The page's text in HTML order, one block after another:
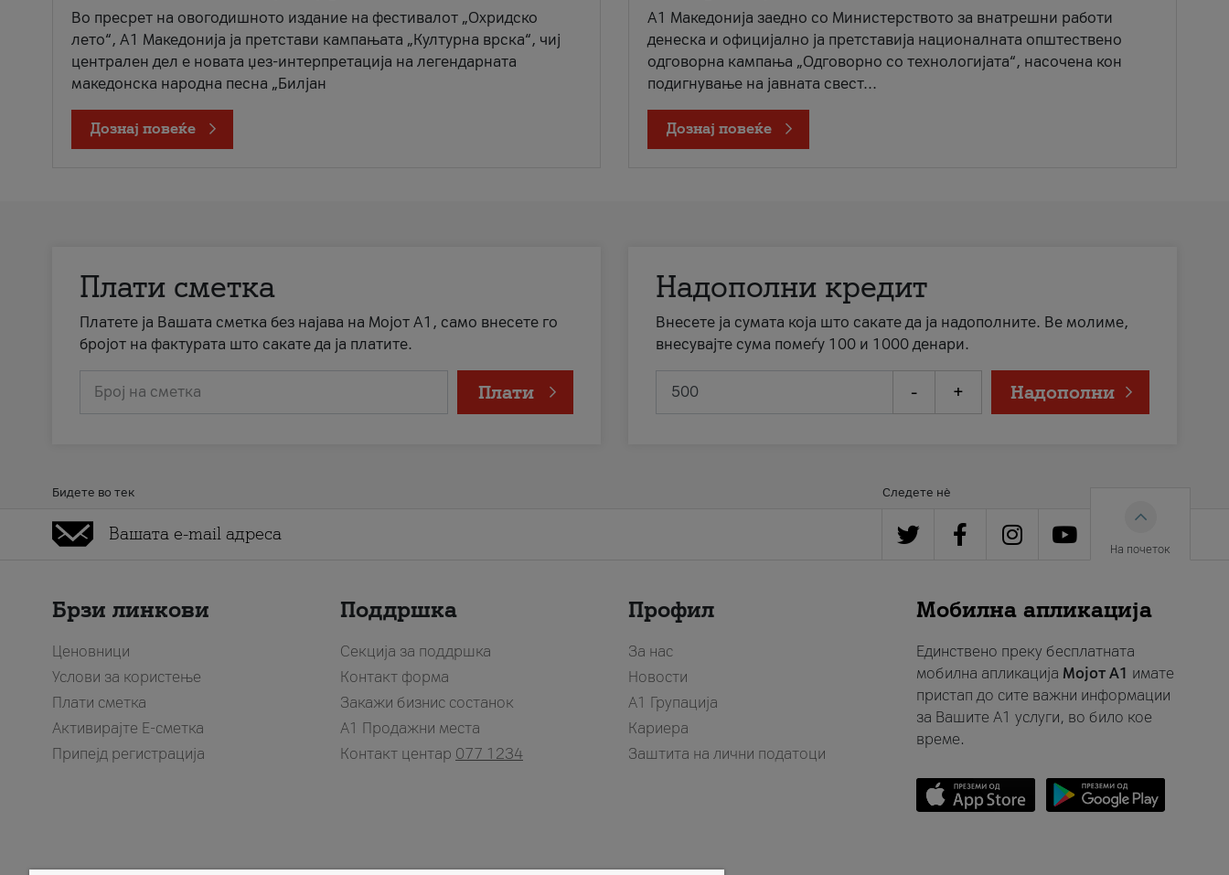
Во пресрет на овогодишното издание на фестивалот „Охридско
лето“, А1 Македонија ја претстави кампањата „Културна врска“, чиј
централен дел е новата џез-интерпретација на легендарната
македонска народна песна „Билјан
Дознај повеќе
A1 Македонија заедно со Министерството за внатрешни работи
денеска и официјално ја претставија националната општествено
одговорна кампања „Одговорно со технологијата“, насочена кон
подигнување на јавната свест...
Дознај повеќе
Плати сметка
Платете ја Вашата сметка без најава на Мојот А1, само внесете го
бројот на фактурата што сакате да ја платите.
Број на сметка Плати
Надополни кредит
Внесете ја сумата која што сакате да ја надополните. Ве молиме,
внесувајте сума помеѓу 100 и 1000 денари.
- + Надополни
Бидете во тек Следете нè
На почеток
Брзи линкови
Ценовници
Услови за користење
Плати сметка
Активирајте Е-сметка
Припејд регистрација
Поддршка
Секција за поддршка
Контакт форма
Закажи бизнис состанок
A1 Продажни места
Контакт центар 077 1234
Профил
За нас
Новости
А1 Групација
Кариера
Заштита на лични податоци
Мобилна апликација
Единствено преку бесплатната
мобилна апликација Мојот A1 имате
пристап до сите важни информации
за Вашите A1 услуги, во било кое
време.